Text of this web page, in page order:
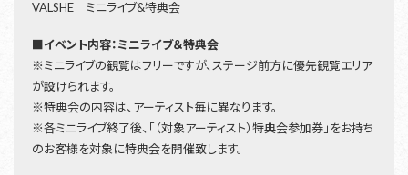
VALSHE ミニライブ&特典会
■イベント内容：ミニライブ＆特典会
※ミニライブの観覧はフリーですが、ステージ前方に優先観覧エリア
が設けられます。
※特典会の内容は、アーティスト毎に異なります。
※各ミニライブ終了後、「（対象アーティスト）特典会参加券」をお持ち
のお客様を対象に特典会を開催致します。